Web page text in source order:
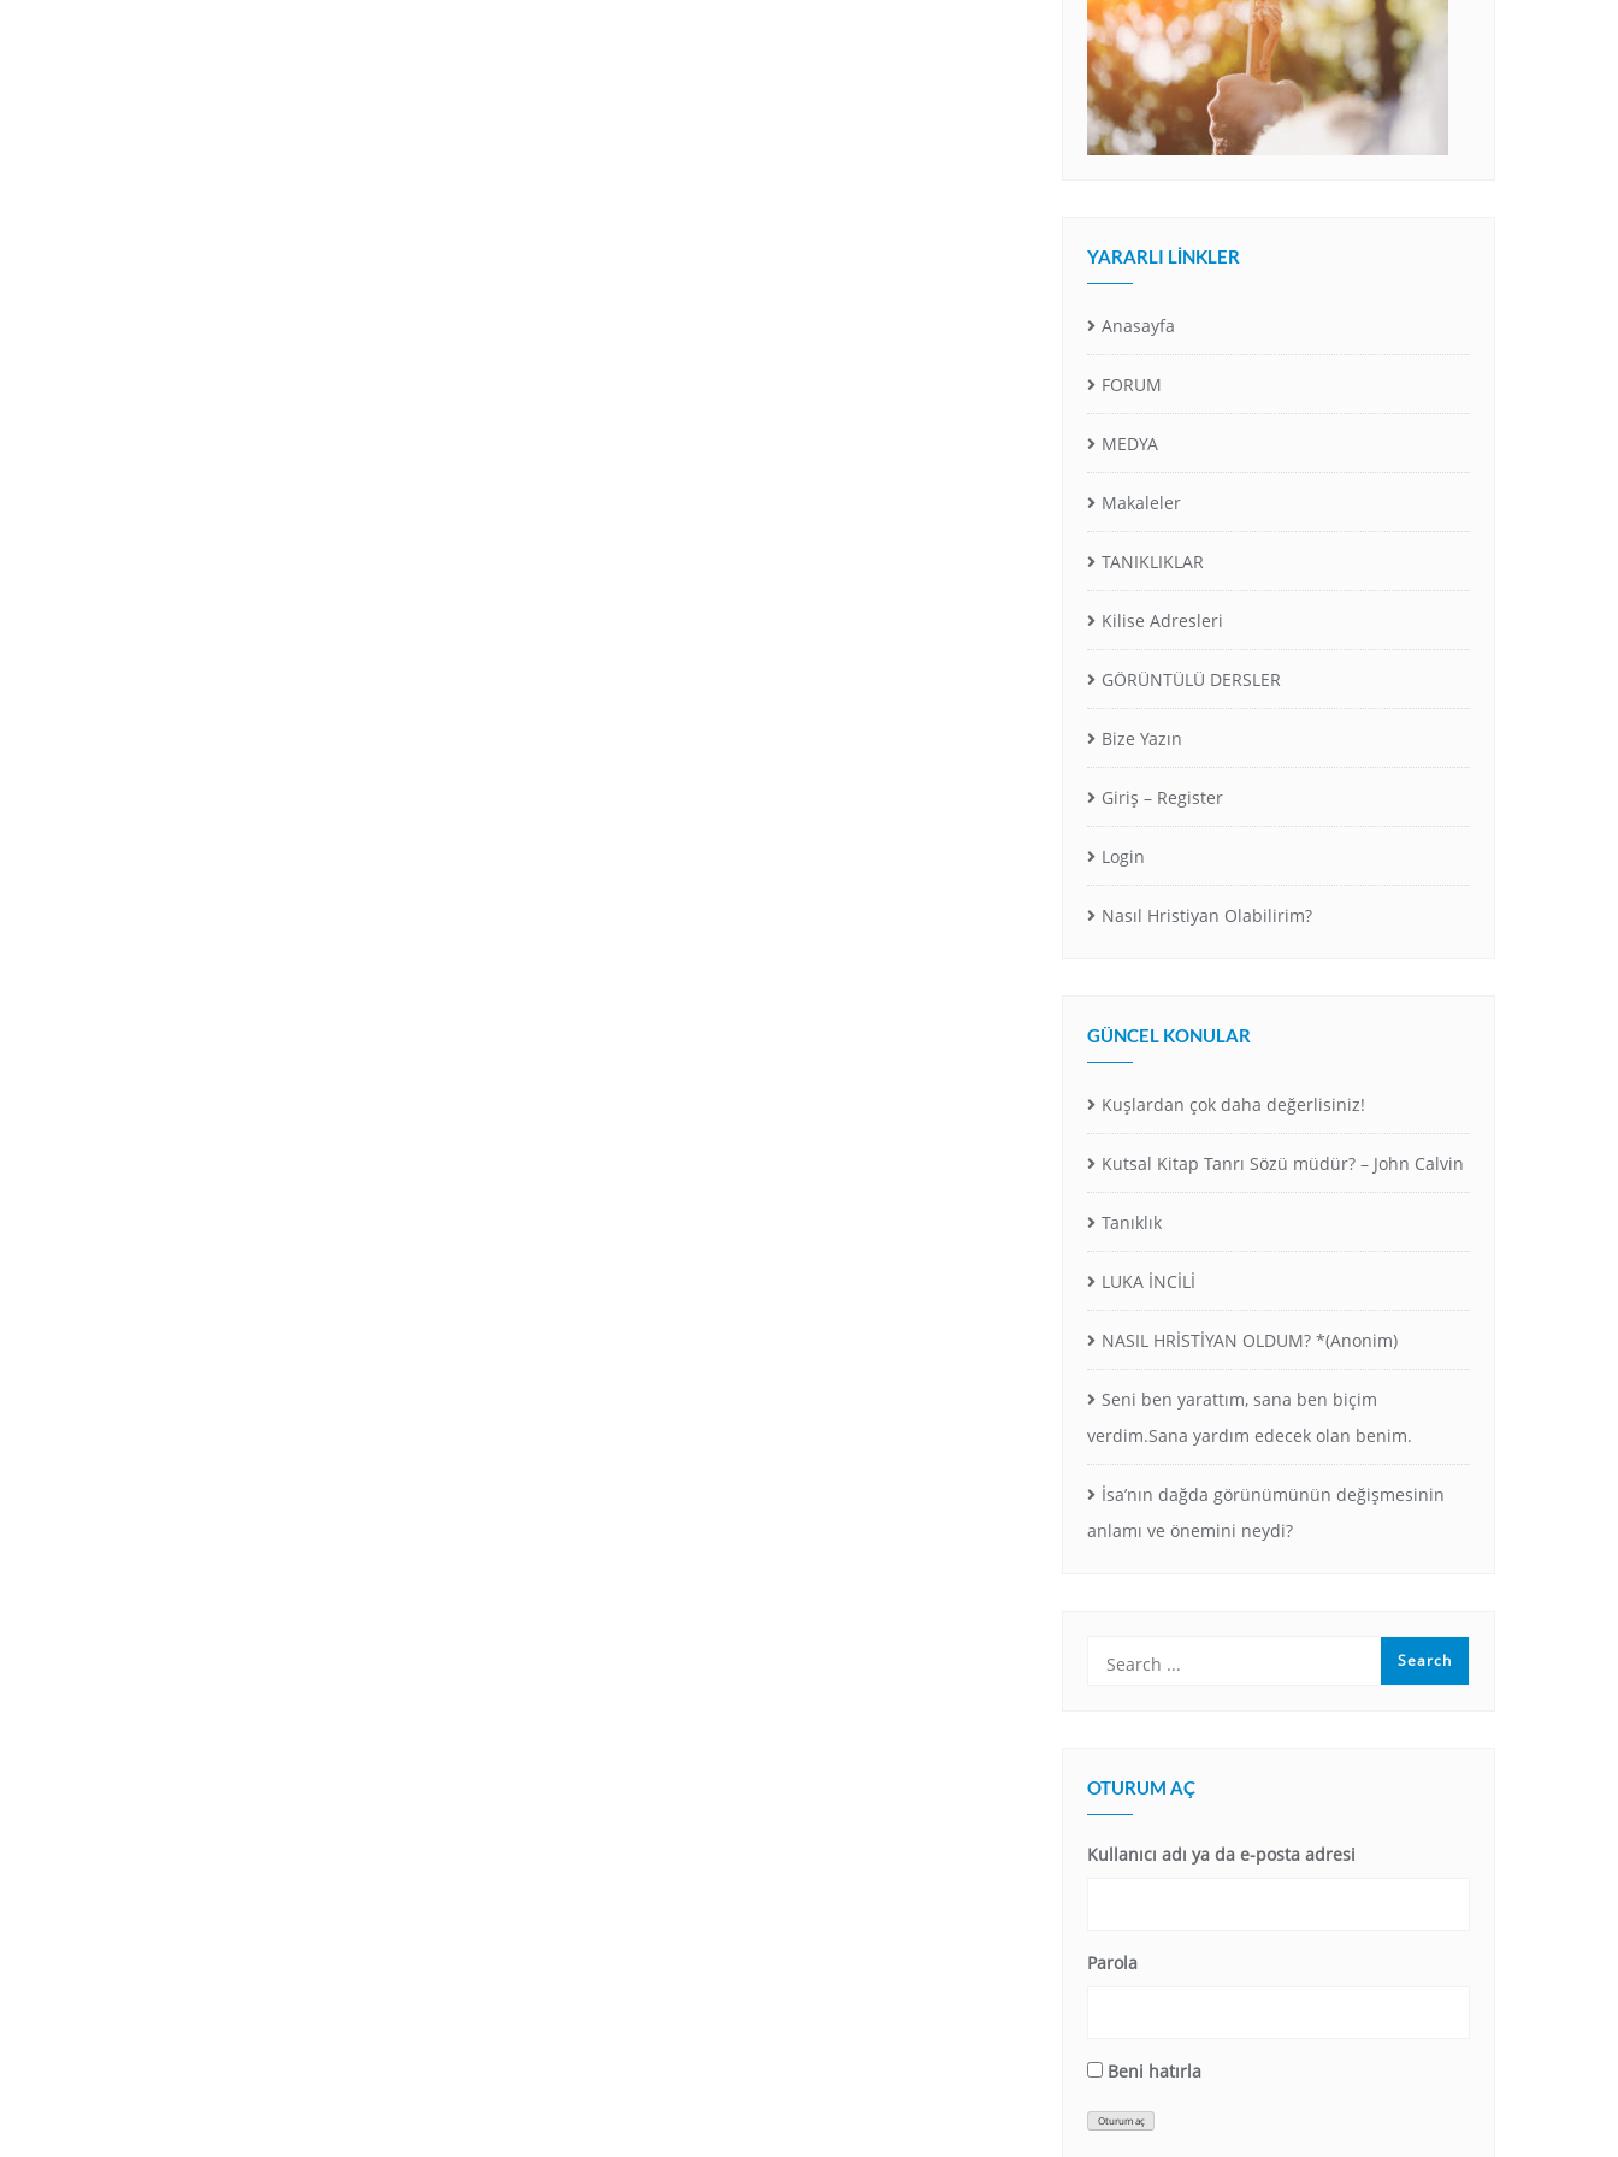
YARARLI LINKLER
Anasayfa
FORUM
MEDYA
Makaleler
TANIKLIKLAR
Kilise Adresleri
GÖRÜNTÜLÜ DERSLER
Bize Yazın
Giriş – Register
Login
Nasıl Hristiyan Olabilirim?
GÜNCEL KONULAR
Kuşlardan çok daha değerlisiniz!
Kutsal Kitap Tanrı Sözü müdür? – John Calvin
Tanıklık
LUKA İNCİLİ
NASIL HRİSTİYAN OLDUM? *(Anonim)
Seni ben yarattım, sana ben biçim
verdim.Sana yardım edecek olan benim.
İsa’nın dağda görünümünün değişmesinin
anlamı ve önemini neydi?
OTURUM AÇ
Kullanıcı adı ya da e-posta adresi
Parola
Beni hatırla
Oturum aç